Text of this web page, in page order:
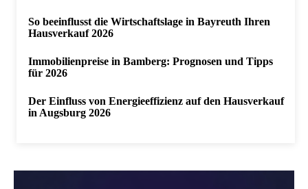
So beeinflusst die Wirtschaftslage in Bayreuth Ihren
Hausverkauf 2026
Immobilienpreise in Bamberg: Prognosen und Tipps
für 2026
Der Einfluss von Energieeffizienz auf den Hausverkauf
in Augsburg 2026